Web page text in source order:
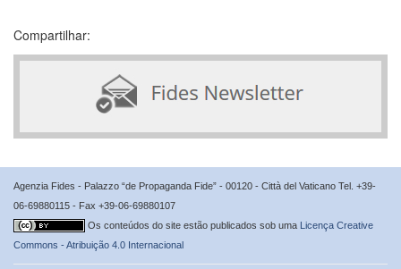
Compartilhar:
Agenzia Fides - Palazzo “de Propaganda Fide” - 00120 - Città del Vaticano Tel. +39-
06-69880115 - Fax +39-06-69880107
Os conteúdos do site estão publicados sob uma Licença Creative
Commons - Atribuição 4.0 Internacional